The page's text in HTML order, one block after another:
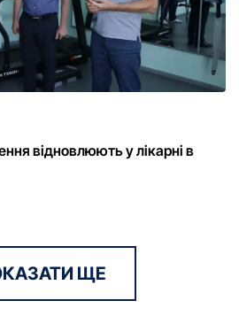
відновлюють у лікарні в
ЩЕ